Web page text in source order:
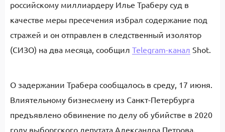
российскому миллиардеру Илье Траберу суд в
качестве меры пресечения избрал содержание под
стражей и он отправлен в следственный изолятор
(СИЗО) на два месяца, сообщил Telegram-канал Shot.
О задержании Трабера сообщалось в среду, 17 июня.
Влиятельному бизнесмену из Санкт-Петербурга
предъявлено обвинение по делу об убийстве в 2020
году выборгского депутата Александра Петрова.